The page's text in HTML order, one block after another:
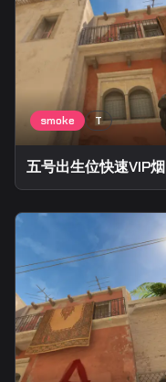
五号出生位快速VIP烟